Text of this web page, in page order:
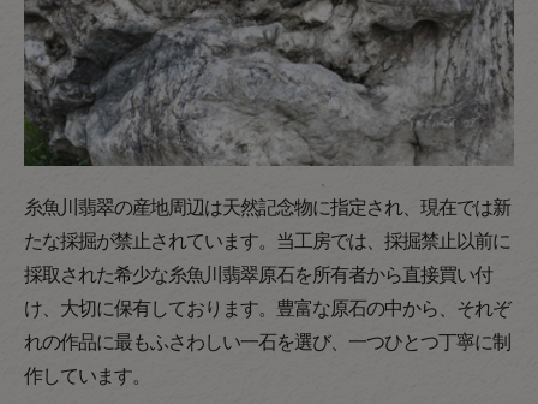
糸魚川翡翠の産地周辺は天然記念物に指定され、現在では新
たな採掘が禁止されています。当工房では、採掘禁止以前に
採取された希少な糸魚川翡翠原石を所有者から直接買い付
け、大切に保有しております。豊富な原石の中から、それぞ
れの作品に最もふさわしい一石を選び、一つひとつ丁寧に制
作しています。